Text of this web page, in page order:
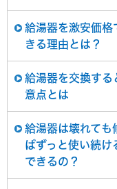
給湯器を激安価格
きる理由とは？
給湯器を交換する
意点とは
給湯器は壊れても
ばずっと使い続け
できるの？